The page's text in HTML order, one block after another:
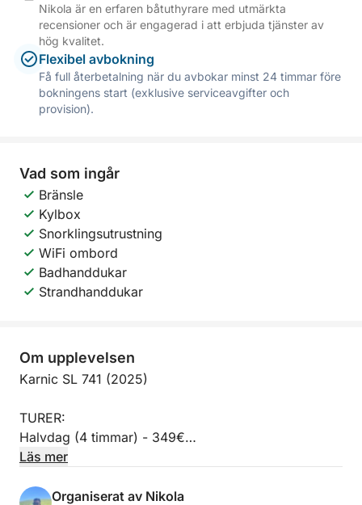
Nikola är en erfaren båtuthyrare med utmärkta
recensioner och är engagerad i att erbjuda tjänster av
hög kvalitet.
Flexibel avbokning
Få full återbetalning när du avbokar minst 24 timmar före
bokningens start (exklusive serviceavgifter och
provision).
Vad som ingår
Bränsle
Kylbox
Snorklingsutrustning
WiFi ombord
Badhanddukar
Strandhanddukar
Om upplevelsen
Karnic SL 741 (2025)
TURER:
Halvdag (4 timmar) - 349€
Mellanlang tur (6 timmar) - 449€
Solnedgång (1,5 timmar) - 199€
Läs mer
Organiserat av Nikola